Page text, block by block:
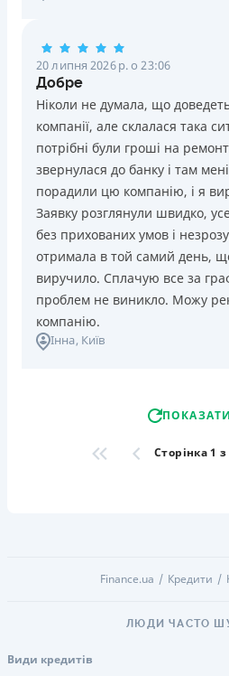
20 липня 2026 р. о 23:06
Добре
Ніколи не думала, що
компанії, але склалася така
потрібні були гроші на
звернулася до банку і там
порадили цю компанію, і я
Заявку розглянули швидко,
без прихованих умов і
отримала в той самий день,
виручило. Сплачую все за
проблем не виникло. Можу
компанію.
Інна, Київ
Сторінка 1
Finance.ua Кредити
ЛЮДИ ЧАСТО
Види кредитів